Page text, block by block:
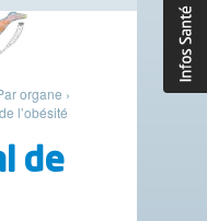
organe ›
l’obésité
de